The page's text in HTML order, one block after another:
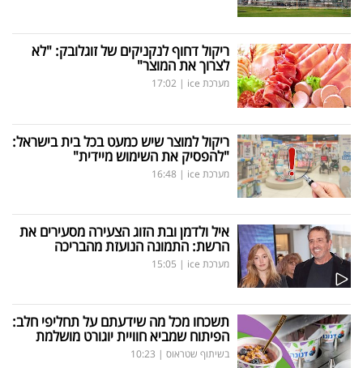
ריקול דחוף לנקניקים של זוגלובק: "לא
לצרוך את המוצר"
מערכת ice |
17:02
ריקול למוצר שיש כמעט בכל בית בישראל:
"להפסיק את השימוש מיידית"
מערכת ice |
16:48
איל ולדמן ובת הזוג הצעירה מסעירים את
הרשת: התמונה הנועזת מהבריכה
מערכת ice |
15:05
תשכחו מכל מה שידעתם על תחליפי חלב:
הפיתוח שמביא חוויית יוגורט מושלמת
בשיתוף שטראוס |
10:23